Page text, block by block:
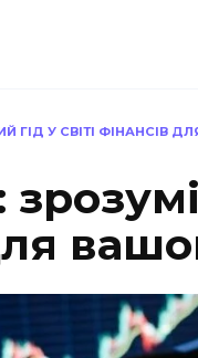
ГІД У СВІТІ ФІНАНСІВ